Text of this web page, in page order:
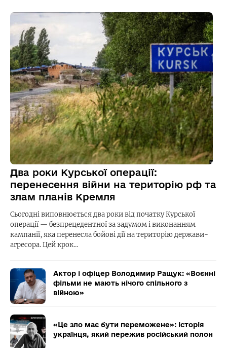
Два роки Курської операції:
перенесення війни на територію рф та
злам планів Кремля
Сьогодні виповнюється два роки від початку Курської
операції — безпрецедентної за задумом і виконанням
кампанії, яка перенесла бойові дії на територію держави-
агресора. Цей крок…
Актор і офіцер Володимир Ращук: «Воєнні
фільми не мають нічого спільного з
війною»
«Це зло має бути переможене»: історія
українця, який пережив російський полон